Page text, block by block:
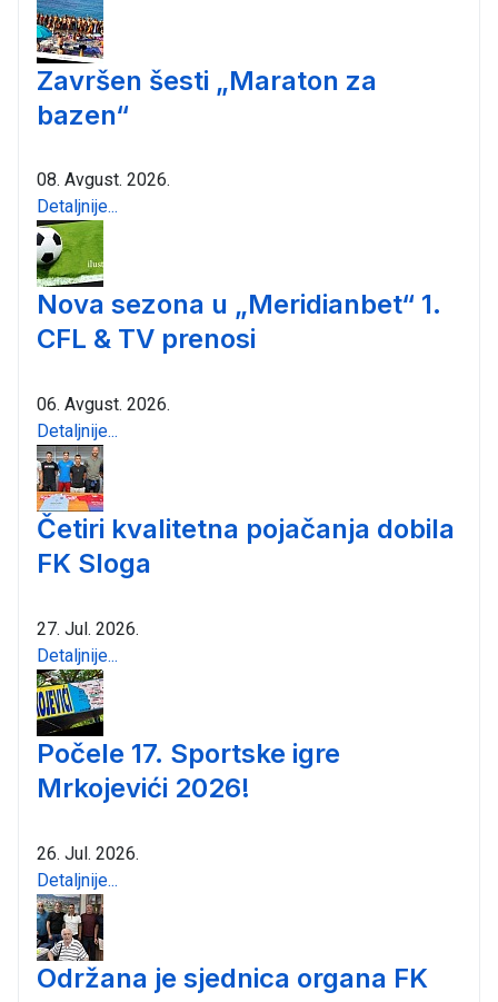
Završen šesti „Maraton za
bazen“
08. Avgust. 2026.
Detaljnije...
Nova sezona u „Meridianbet“ 1.
CFL & TV prenosi
06. Avgust. 2026.
Detaljnije...
Četiri kvalitetna pojačanja dobila
FK Sloga
27. Jul. 2026.
Detaljnije...
Počele 17. Sportske igre
Mrkojevići 2026!
26. Jul. 2026.
Detaljnije...
Održana je sjednica organa FK